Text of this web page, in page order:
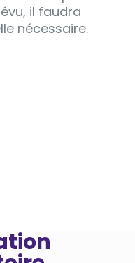
il faudra
nécessaire.